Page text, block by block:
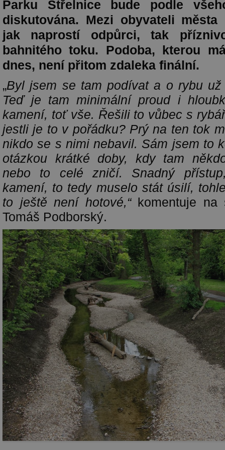
Parku Střelnice bude podle
diskutována. Mezi obyvateli
jak naprostí odpůrci, tak
bahnitého toku. Podoba, kterou
dnes, není přitom zdaleka finální.
„Byl jsem se tam podívat a o rybu už
Teď je tam minimální proud i
kamení, toť vše. Řešili to vůbec s
jestli je to v pořádku? Prý na ten tok
nikdo se s nimi nebavil. Sám jsem to
otázkou krátké doby, kdy tam
nebo to celé zničí. Snadný
kamení, to tedy muselo stát úsilí,
to ještě není hotové,“ komentuje na
Tomáš Podborský.